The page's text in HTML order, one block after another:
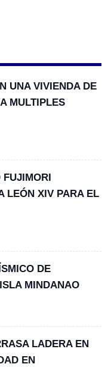
UNA VIVIENDA DE
MULTIPLES
LEÓN XIV PARA EL
DE
MINDANAO
LADERA EN
EN